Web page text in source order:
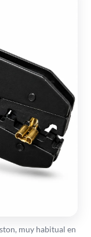
muy habitual en